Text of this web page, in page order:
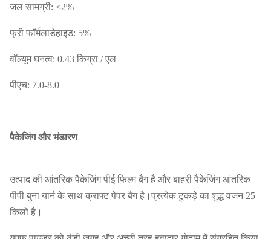
जल सामग्री: <2%
फ्री फॉर्मलाडेहाइड: 5%
वॉल्यूम घनत्व: 0.43 किग्रा / एल
पीएच: 7.0-8.0
पैकेजिंग और भंडारण
उत्पाद की आंतरिक पैकेजिंग पीई फिल्म बैग है और बाहरी पैकेजिंग आंतरिक
पीपी बुना यार्न के साथ क्राफ्ट पेपर बैग है।प्रत्येक टुकड़े का शुद्ध वजन 25
किलो है।